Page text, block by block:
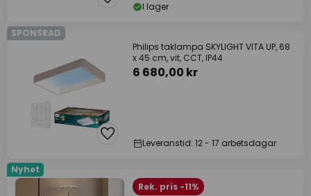
I lager
SPONSRAD
Philips taklampa SKYLIGHT VITA UP, 68
x 45 cm, vit, CCT, IP44
6 680,00 kr
Leveranstid: 12 - 17 arbetsdagar
Nyhet
Rek. pris -11%